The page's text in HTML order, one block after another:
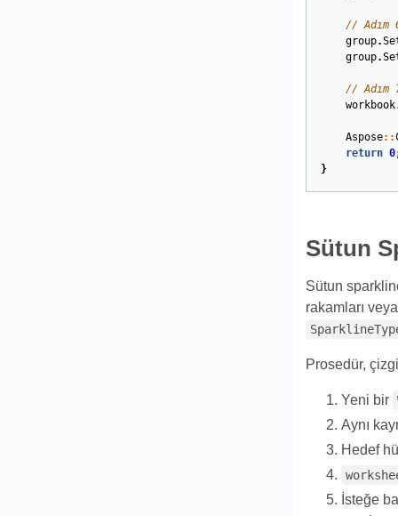
//
group.
group.
// Adım
workbook
Aspose::
return 0
}
Sütun
Sütun
rakamları
Prosedür,
Yeni bir
Aynı
Hedef
İsteğe